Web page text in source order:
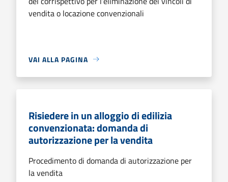
vendita o locazione convenzionali
VAI ALLA PAGINA
Risiedere in un alloggio di edilizia
convenzionata: domanda di
autorizzazione per la vendita
Procedimento di domanda di autorizzazione per
la vendita